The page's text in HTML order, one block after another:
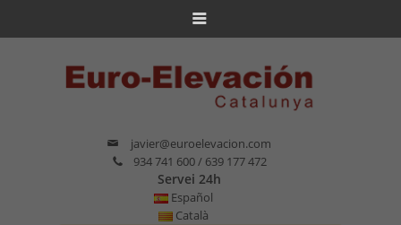
javier@euroelevacion.com
934 741 600 / 639 177 472
Servei 24h
Español
Català